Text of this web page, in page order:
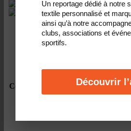
Un reportage dédié à notre
textile personnalisé et
ainsi qu’à notre
clubs, associations et
sportifs.
Découvrir
Coloris du produit